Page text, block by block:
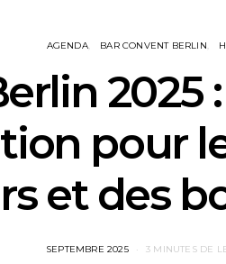
AGENDA BAR CONVENT BERLIN
2025
pour
et des
POSTED
SEPTEMBRE 2025 3 MINUTES DE